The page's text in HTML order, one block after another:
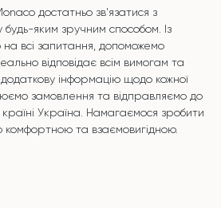
достатньо зв'язатися з
яким зручним способом. Із
на всі запитання, допоможемо
відповідає всім вимогам та
інформацію щодо кожної
замовлення та відправляємо до
країні Україна. Намагаємося зробити
та взаємовигідною.